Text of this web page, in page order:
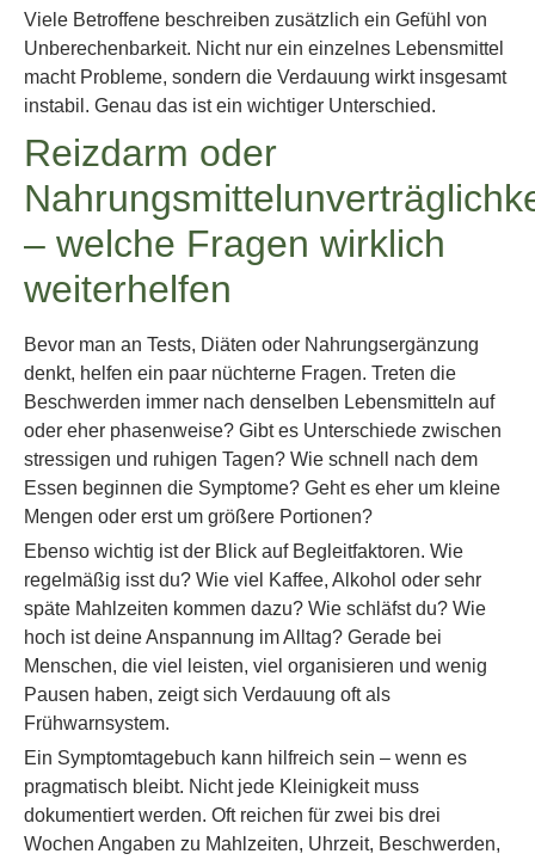
Viele Betroffene beschreiben zusätzlich ein Gefühl von
Unberechenbarkeit. Nicht nur ein einzelnes Lebensmittel
macht Probleme, sondern die Verdauung wirkt insgesamt
instabil. Genau das ist ein wichtiger Unterschied.
Reizdarm oder
– welche Fragen wirklich
weiterhelfen
Bevor man an Tests, Diäten oder Nahrungsergänzung
denkt, helfen ein paar nüchterne Fragen. Treten die
Beschwerden immer nach denselben Lebensmitteln auf
oder eher phasenweise? Gibt es Unterschiede zwischen
stressigen und ruhigen Tagen? Wie schnell nach dem
Essen beginnen die Symptome? Geht es eher um kleine
Mengen oder erst um größere Portionen?
Ebenso wichtig ist der Blick auf Begleitfaktoren. Wie
regelmäßig isst du? Wie viel Kaffee, Alkohol oder sehr
späte Mahlzeiten kommen dazu? Wie schläfst du? Wie
hoch ist deine Anspannung im Alltag? Gerade bei
Menschen, die viel leisten, viel organisieren und wenig
Pausen haben, zeigt sich Verdauung oft als
Frühwarnsystem.
Ein Symptomtagebuch kann hilfreich sein – wenn es
pragmatisch bleibt. Nicht jede Kleinigkeit muss
dokumentiert werden. Oft reichen für zwei bis drei
Wochen Angaben zu Mahlzeiten, Uhrzeit, Beschwerden,